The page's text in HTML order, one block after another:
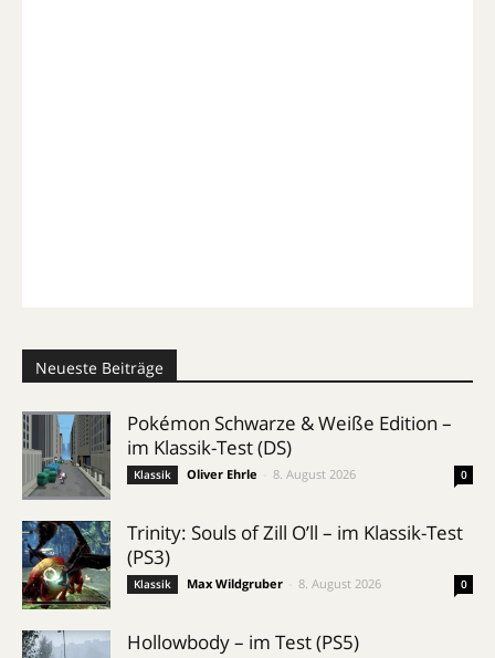
Neueste Beiträge
Pokémon Schwarze & Weiße Edition –
im Klassik-Test (DS)
Klassik Oliver Ehrle 8. August 2026 0
Trinity: Souls of Zill O’ll – im Klassik-Test
(PS3)
Klassik Max Wildgruber 8. August 2026 0
Hollowbody – im Test (PS5)